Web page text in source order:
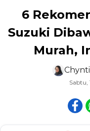
6
Suzuki
Murah,
Sabtu,